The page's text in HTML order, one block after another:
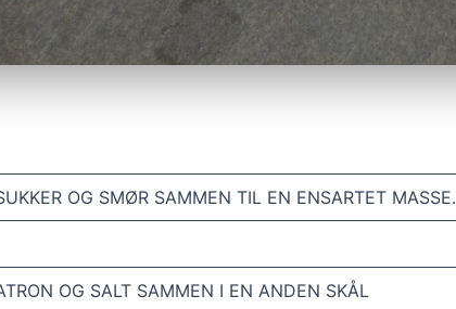
OG SMØR SAMMEN TIL EN ENSARTET MASSE.
OG SALT SAMMEN I EN ANDEN SKÅL